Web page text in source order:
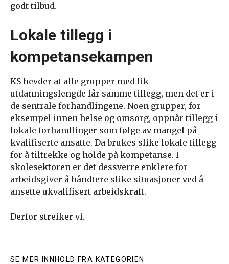
godt tilbud.
Lokale tillegg i
kompetansekampen
KS hevder at alle grupper med lik
utdanningslengde får samme tillegg, men det er i
de sentrale forhandlingene. Noen grupper, for
eksempel innen helse og omsorg, oppnår tillegg i
lokale forhandlinger som følge av mangel på
kvalifiserte ansatte. Da brukes slike lokale tillegg
for å tiltrekke og holde på kompetanse. I
skolesektoren er det dessverre enklere for
arbeidsgiver å håndtere slike situasjoner ved å
ansette ukvalifisert arbeidskraft.
Derfor streiker vi.
SE MER INNHOLD FRA KATEGORIEN